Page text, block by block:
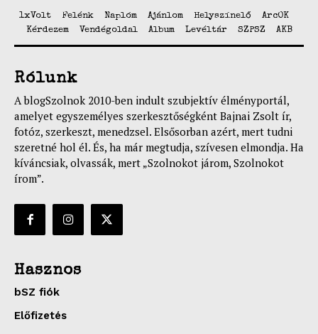
1xVolt Felénk Naplóm Ajánlom Helyszínelő
ArcOK
Kérdezem
Vendégoldal Album Levéltár SZPSZ AKB
Rólunk
A blogSzolnok 2010-ben indult szubjektív élményportál,
amelyet egyszemélyes szerkesztőségként Bajnai Zsolt ír,
fotóz, szerkeszt, menedzsel. Elsősorban azért, mert tudni
szeretné hol él. És, ha már megtudja, szívesen elmondja. Ha
kíváncsiak, olvassák, mert „Szolnokot járom, Szolnokot
írom”.
Hasznos
bSZ fiók
Előfizetés